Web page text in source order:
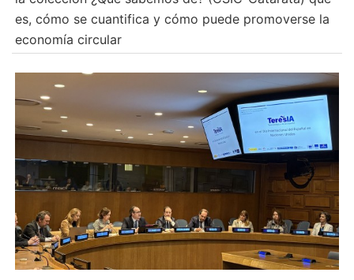
es, cómo se cuantifica y cómo puede promoverse la
economía circular